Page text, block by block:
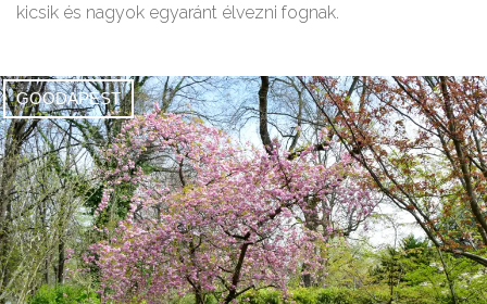
kicsik és nagyok egyaránt élvezni fognak.
GOODAPEST